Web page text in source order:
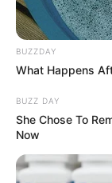
BUZZDAY
What Happens
BUZZ DAY
She Chose To
Now